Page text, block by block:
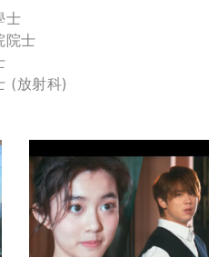
士
院士
(放射科)